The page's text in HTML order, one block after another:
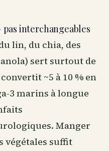
interchangeables
lin, du chia, des
sert surtout de
~5 à 10 % en
3 marins à longue
Manger
végétales suffit